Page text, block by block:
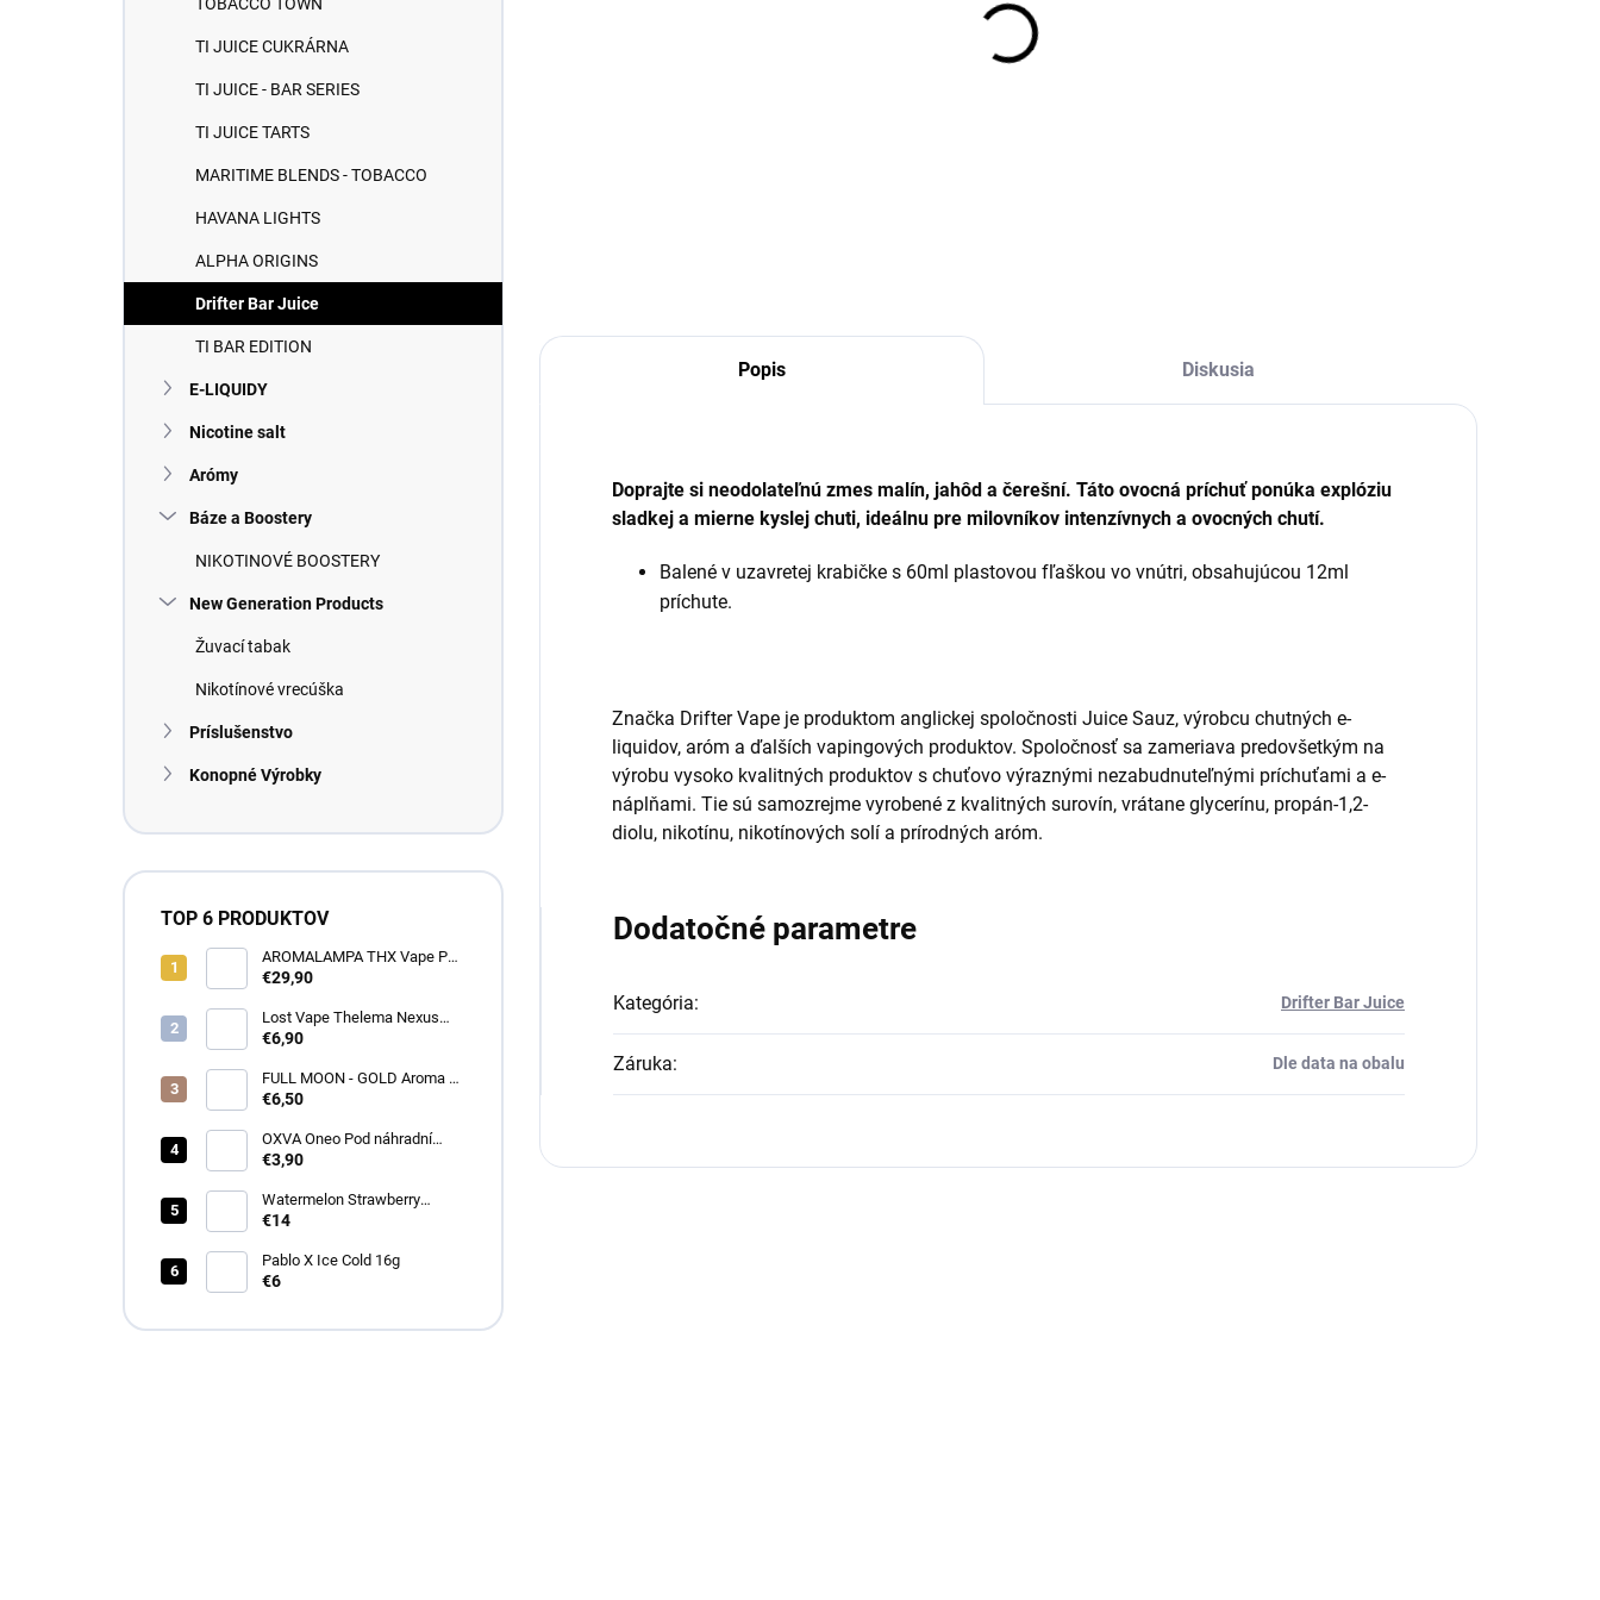
TI JUICE CUKRÁRNA
TI JUICE - BAR SERIES
TI JUICE TARTS
MARITIME BLENDS - TOBACCO
HAVANA LIGHTS
ALPHA ORIGINS
Drifter Bar Juice
TI BAR EDITION
E-LIQUIDY
Nicotine salt
Arómy
Báze a Boostery
NIKOTINOVÉ BOOSTERY
New Generation Products
Žuvací tabak
Nikotínové vrecúška
Príslušenstvo
Konopné Výrobky
TOP 6 PRODUKTOV
AROMALAMPA THX Vape Pen
1 ml - Zberateľský predmet
€29,90
Lost Vape Thelema Nexus
náhradná cartridge 2ks
€6,90
FULL MOON - GOLD Aroma 10
ml
€6,50
OXVA Oneo Pod náhradní
cartridge
€3,90
Watermelon Strawberry
Bubblegum Longfill 12ml -
€14
Pablo X Ice Cold 16g
€6
cena:
Popis Diskusia
Doprajte si neodolateľnú zmes malín, jahôd a čerešní. Táto ovocná príchuť ponúka explóziu
sladkej a mierne kyslej chuti, ideálnu pre milovníkov intenzívnych a ovocných chutí.
Balené v uzavretej krabičke s 60ml plastovou fľaškou vo vnútri, obsahujúcou 12ml
príchute.
Značka Drifter Vape je produktom anglickej spoločnosti Juice Sauz, výrobcu chutných e-
liquidov, aróm a ďalších vapingových produktov. Spoločnosť sa zameriava predovšetkým na
výrobu vysoko kvalitných produktov s chuťovo výraznými nezabudnuteľnými príchuťami a e-
náplňami. Tie sú samozrejme vyrobené z kvalitných surovín, vrátane glycerínu, propán-1,2-
diolu, nikotínu, nikotínových solí a prírodných aróm.
Dodatočné parametre
Kategória: Drifter Bar Juice
Záruka: Dle data na obalu